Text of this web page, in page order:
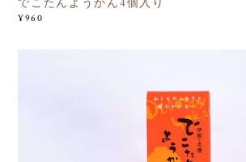
でこたんようかん4個入り
¥960